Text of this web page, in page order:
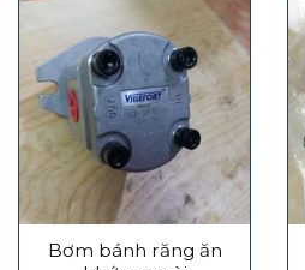
Bơm bánh răng ăn